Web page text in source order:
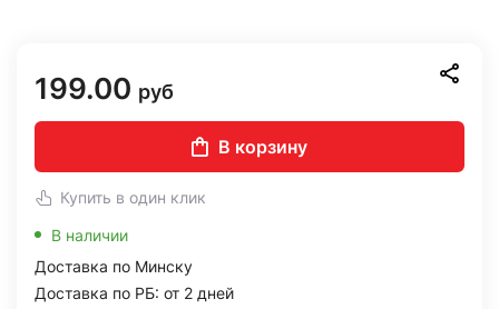
199.00 руб
В корзину
Купить в один клик
В наличии
Доставка по Минску
Доставка по РБ: от 2 дней